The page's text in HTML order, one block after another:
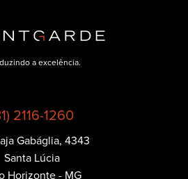
a excelência.
2116-1260
Gabáglia, 4343
Santa Lúcia
Horizonte - MG